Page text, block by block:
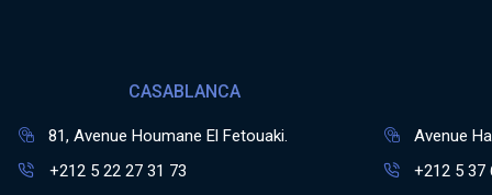
CASABLANCA
81, Avenue Houmane El Fetouaki.
+212 5 22 27 31 73
Avenue
+212 5 37